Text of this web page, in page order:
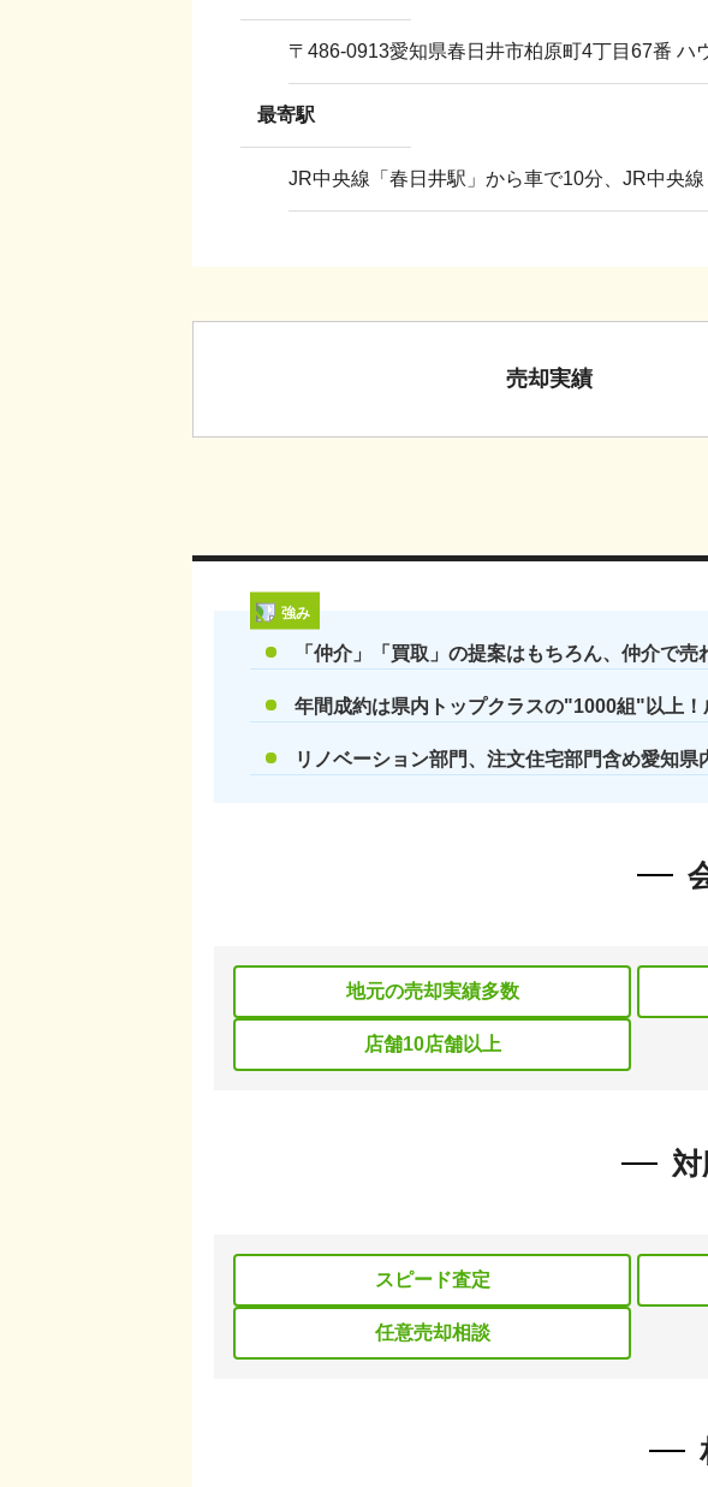
〒 486-0913愛知県春日井市柏原町4丁目67番 ハ
最寄駅
JR中央線「春日井駅」から車で10分、JR中央
売却実績
強み
「仲介」「買取」の提案はもちろん、仲介で
年間成約は県内トップクラスの"1000組"以上
リノベーション部門、注文住宅部門含め愛知
地元の売却実績多数
店舗10店舗以上
スピード査定
任意売却相談